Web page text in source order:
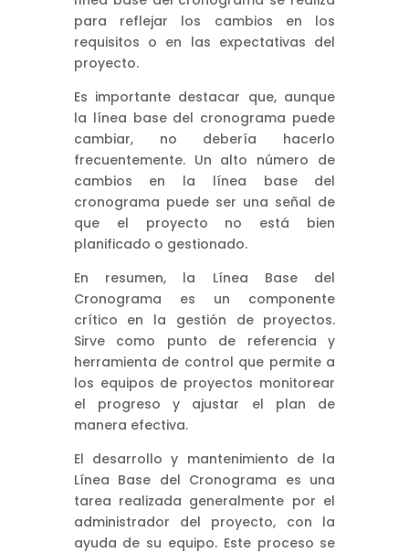
para reflejar los cambios en los
requisitos o en las expectativas del
proyecto.
Es importante destacar que, aunque
la línea base del cronograma puede
cambiar, no debería hacerlo
frecuentemente. Un alto número de
cambios en la línea base del
cronograma puede ser una señal de
que el proyecto no está bien
planificado o gestionado.
En resumen, la Línea Base del
Cronograma es un componente
crítico en la gestión de proyectos.
Sirve como punto de referencia y
herramienta de control que permite a
los equipos de proyectos monitorear
el progreso y ajustar el plan de
manera efectiva.
El desarrollo y mantenimiento de la
Línea Base del Cronograma es una
tarea realizada generalmente por el
administrador del proyecto, con la
ayuda de su equipo. Este proceso se